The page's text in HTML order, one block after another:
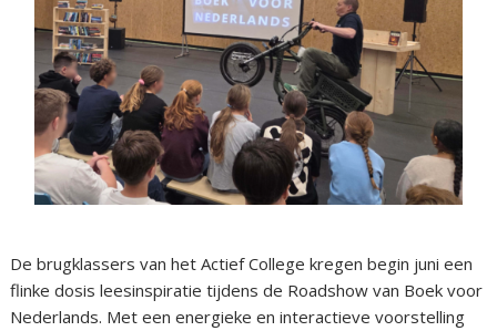
De brugklassers van het Actief College kregen begin juni een
flinke dosis leesinspiratie tijdens de Roadshow van Boek voor
Nederlands. Met een energieke en interactieve voorstelling